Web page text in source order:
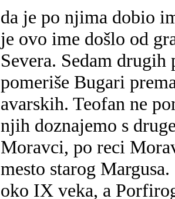
da je po njima dobio
je ovo ime došlo od
Severa. Sedam
pomeriše Bugari
avarskih. Teofan ne
njih doznajemo s
Moravci, po reci
mesto starog
oko IX veka, a